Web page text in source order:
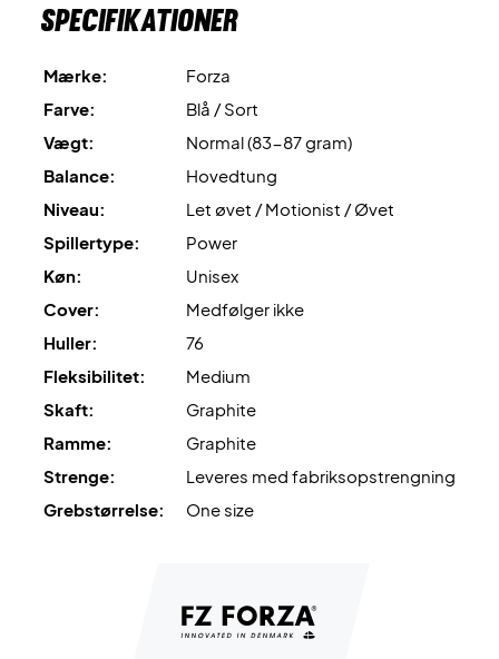
Ekspertrådgivning: Til denne ketcher anbefaler vi en
hårdhed.
Specifikationer
Mærke:
Forza
Farve:
Blå / Sort
Vægt:
Normal (83-87 gram)
Balance:
Hovedtung
Niveau:
Let øvet / Motionist / Øvet
Spillertype:
Power
Køn:
Unisex
Cover:
Medfølger ikke
Huller:
76
Fleksibilitet:
Medium
Skaft:
Graphite
Ramme:
Graphite
Strenge:
Leveres med fabriksopstrengning
Grebstørrelse:
One size